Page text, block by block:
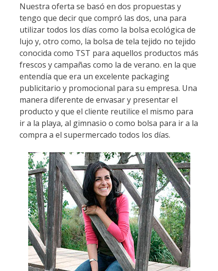
Nuestra oferta se basó en dos propuestas y
tengo que decir que compró las dos, una para
utilizar todos los días como la bolsa ecológica de
lujo y, otro como, la bolsa de tela tejido no tejido
conocida como TST para aquellos productos más
frescos y campañas como la de verano. en la que
entendía que era un excelente packaging
publicitario y promocional para su empresa. Una
manera diferente de envasar y presentar el
producto y que el cliente reutilice el mismo para
ir a la playa, al gimnasio o como bolsa para ir a la
compra a el supermercado todos los días.